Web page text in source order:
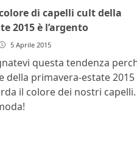
di capelli cult della
2015 è l’argento
5 Aprile 2015
questa tendenza
della primavera-estate
il colore dei nostri capelli.